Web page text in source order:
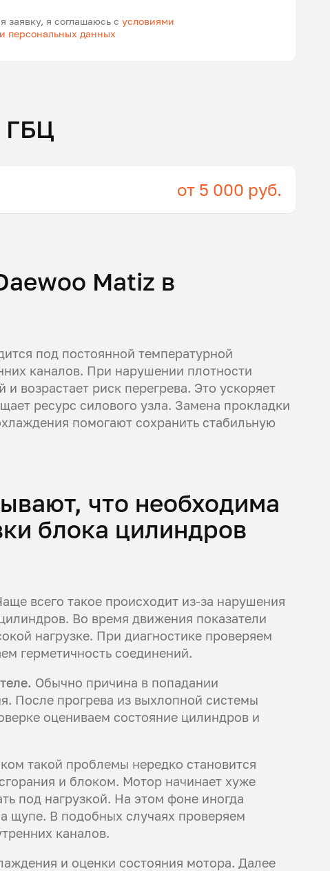
заявку, я соглашаюсь сусловиями
персональных данных
ГБЦ
от 5 000 руб.
Matiz в
под постоянной температурной
каналов. При нарушении плотности
возрастает риск перегрева. Это ускоряет
ресурс силового узла. Замена прокладки
помогают сохранить стабильную
что необходима
блока цилиндров
всего такое происходит из-за нарушения
Во время движения показатели
нагрузке. При диагностике проверяем
герметичность соединений.
Обычно причина в попадании
После прогрева из выхлопной системы
оцениваем состояние цилиндров и
такой проблемы нередко становится
и блоком. Мотор начинает хуже
под нагрузкой. На этом фоне иногда
щупе. В подобных случаях проверяем
каналов.
и оценки состояния мотора. Далее